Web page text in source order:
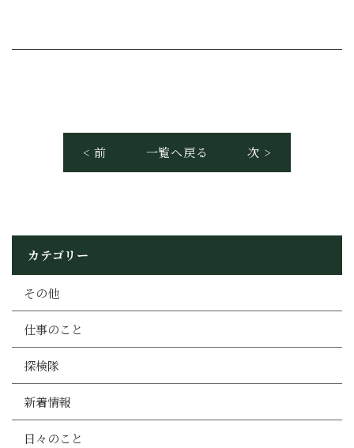
< 前 一覧へ戻る 次 >
カテゴリー
その他
仕事のこと
探検隊
新着情報
日々のこと